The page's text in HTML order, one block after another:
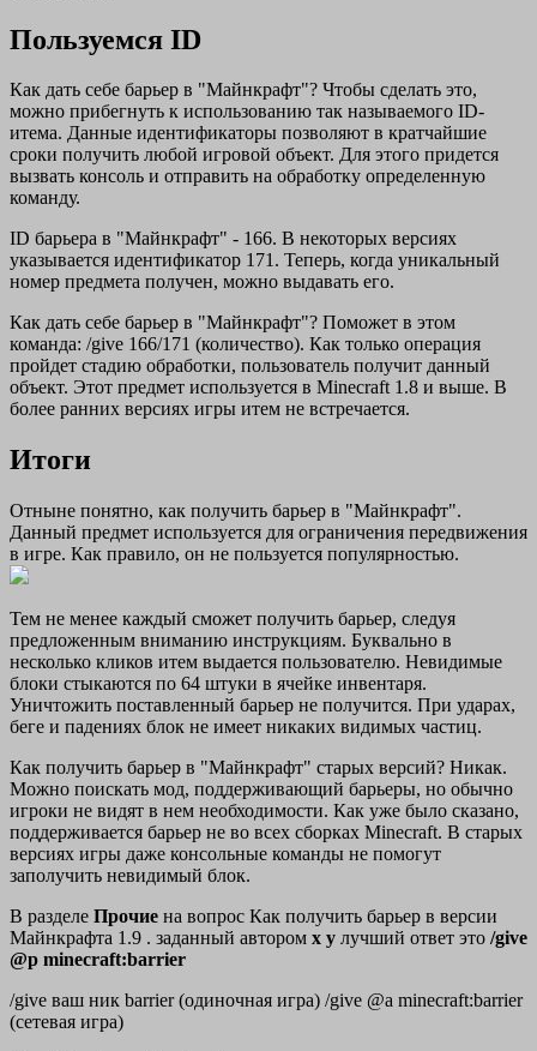
Пользуемся ID
Как дать себе барьер в "Майнкрафт"? Чтобы сделать это,
можно прибегнуть к использованию так называемого ID-
итема. Данные идентификаторы позволяют в кратчайшие
сроки получить любой игровой объект. Для этого придется
вызвать консоль и отправить на обработку определенную
команду.
ID барьера в "Майнкрафт" - 166. В некоторых версиях
указывается идентификатор 171. Теперь, когда уникальный
номер предмета получен, можно выдавать его.
Как дать себе барьер в "Майнкрафт"? Поможет в этом
команда: /give 166/171 (количество). Как только операция
пройдет стадию обработки, пользователь получит данный
объект. Этот предмет используется в Minecraft 1.8 и выше. В
более ранних версиях игры итем не встречается.
Итоги
Отныне понятно, как получить барьер в "Майнкрафт".
Данный предмет используется для ограничения передвижения
в игре. Как правило, он не пользуется популярностью.
Тем не менее каждый сможет получить барьер, следуя
предложенным вниманию инструкциям. Буквально в
несколько кликов итем выдается пользователю. Невидимые
блоки стыкаются по 64 штуки в ячейке инвентаря.
Уничтожить поставленный барьер не получится. При ударах,
беге и падениях блок не имеет никаких видимых частиц.
Как получить барьер в "Майнкрафт" старых версий? Никак.
Можно поискать мод, поддерживающий барьеры, но обычно
игроки не видят в нем необходимости. Как уже было сказано,
поддерживается барьер не во всех сборках Minecraft. В старых
версиях игры даже консольные команды не помогут
заполучить невидимый блок.
В разделе Прочие на вопрос Как получить барьер в версии
Майнкрафта 1.9 . заданный автором х у лучший ответ это /give
@p minecraft:barrier
/give ваш ник barrier (одиночная игра) /give @a minecraft:barrier
(сетевая игра)